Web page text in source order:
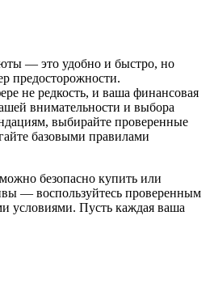
— это удобно и быстро, но
предосторожности.
не редкость, и ваша финансовая
внимательности и выбора
выбирайте проверенные
базовыми правилами
безопасно купить или
— воспользуйтесь проверенным
условиями. Пусть каждая ваша